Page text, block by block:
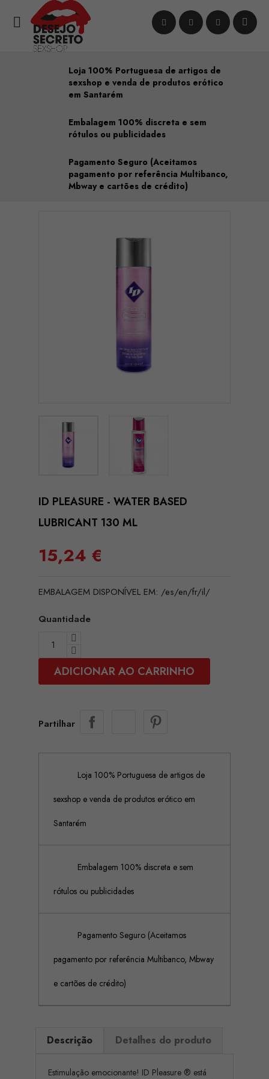

Loja 100% Portuguesa de artigos de
sexshop e venda de produtos erótico
em Santarém
Embalagem 100% discreta e sem
rótulos ou publicidades
Pagamento Seguro (Aceitamos
pagamento por referência Multibanco,
Mbway e cartões de crédito)
ID PLEASURE - WATER BASED
LUBRICANT 130 ML
15,24 €
EMBALAGEM DISPONÍVEL EM: /es/en/fr/il/
Quantidade
ADICIONAR AO CARRINHO
Partilhar
Loja 100% Portuguesa de artigos de
sexshop e venda de produtos erótico em
Santarém
Embalagem 100% discreta e sem
rótulos ou publicidades
Pagamento Seguro (Aceitamos
pagamento por referência Multibanco, Mbway
e cartões de crédito)
Descrição Detalhes do produto
Estimulação emocionante! ID Pleasure ® está